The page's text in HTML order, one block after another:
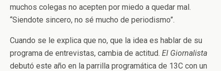
muchos colegas no acepten por miedo a quedar mal.
“Siendote sincero, no sé mucho de periodismo”.
Cuando se le explica que no, que la idea es hablar de su
programa de entrevistas, cambia de actitud. El Giornalista
debutó este año en la parrilla programática de 13C con un